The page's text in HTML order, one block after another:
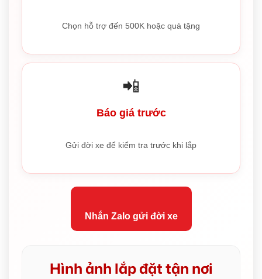
Chọn hỗ trợ đến 500K hoặc quà tặng
📲
Báo giá trước
Gửi đời xe để kiểm tra trước khi lắp
Nhắn Zalo gửi đời xe
Hình ảnh lắp đặt tận nơi